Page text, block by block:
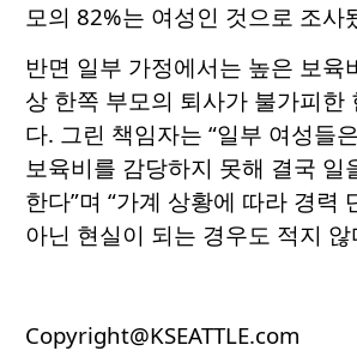
모의 82%는 여성인 것으로 조사
반면 일부 가정에서는 높은 보육
상 한쪽 부모의 퇴사가 불가피한
다. 그린 책임자는 “일부 여성들
보육비를 감당하지 못해 결국 일
한다”며 “가계 상황에 따라 경력
아닌 현실이 되는 경우도 적지 않
Copyright@KSEATTLE.com